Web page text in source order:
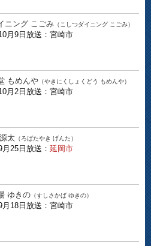
ニング こごみ （こしつダイニング こごみ）
月9日放送：宮崎市
もめんや （やきにくしょくどう もめんや）
月2日放送：宮崎市
太 （ろばたやき げんた）
月25日放送： 延岡市
ゆきの （すしさかば ゆきの）
月18日放送：宮崎市